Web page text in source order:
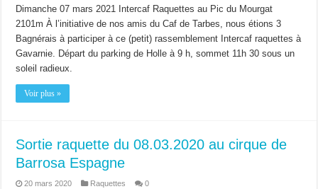
Dimanche 07 mars 2021 Intercaf Raquettes au Pic du Mourgat
2101m À l’initiative de nos amis du Caf de Tarbes, nous étions 3
Bagnérais à participer à ce (petit) rassemblement Intercaf raquettes à
Gavarnie. Départ du parking de Holle à 9 h, sommet 11h 30 sous un
soleil radieux.
Voir plus »
Sortie raquette du 08.03.2020 au cirque de
Barrosa Espagne
20 mars 2020 Raquettes 0